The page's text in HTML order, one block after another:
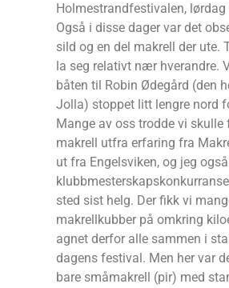
Holmestrandfestivalen, lørdag
Også i disse dager var det
sild og en del makrell der ute.
la seg relativt nær hverandre.
båten til Robin Ødegård (den
Jolla) stoppet litt lengre nord
Mange av oss trodde vi skulle
makrell utfra erfaring fra
ut fra Engelsviken, og jeg
sted sist helg. Der fikk vi
makrellkubber på omkring
agnet derfor alle sammen i
dagens festival. Men her var
bare småmakrell (pir) med